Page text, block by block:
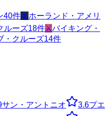
40件🌷 ホーランド・アメリ
ルーズ18件⚔️バイキング・
・クルーズ14件
サン・アントニオ 3.6プエ